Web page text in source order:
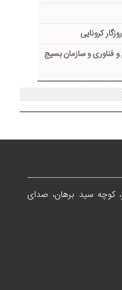
کرونایی
و فناوری و سازمان بسیج
کوچه سید برهان، صدای